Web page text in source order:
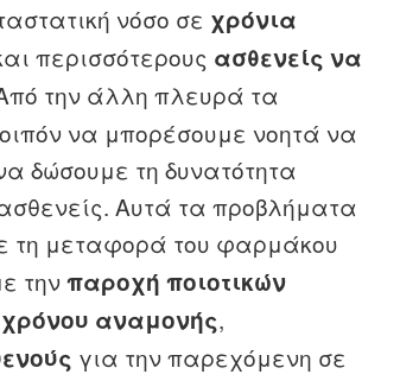
νόσο σε χρόνια
περισσότερους ασθενείς να
την άλλη πλευρά τα
να μπορέσουμε νοητά να
δώσουμε τη δυνατότητα
Αυτά τα προβλήματα
τη μεταφορά του φαρμάκου
τηνπαροχήποιοτικών
αναμονής,
για την παρεχόμενη σε